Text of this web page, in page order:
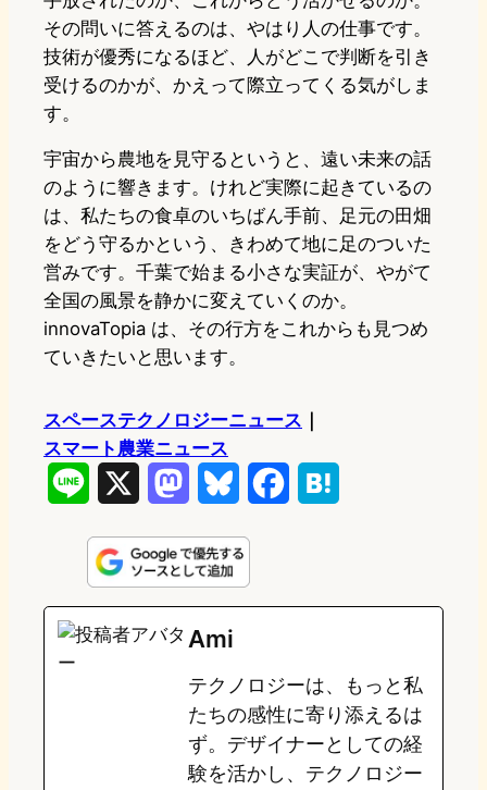
その問いに答えるのは、やはり人の仕事です。
技術が優秀になるほど、人がどこで判断を引き
受けるのかが、かえって際立ってくる気がしま
す。
宇宙から農地を見守るというと、遠い未来の話
のように響きます。けれど実際に起きているの
は、私たちの食卓のいちばん手前、足元の田畑
をどう守るかという、きわめて地に足のついた
営みです。千葉で始まる小さな実証が、やがて
全国の風景を静かに変えていくのか。
innovaTopia は、その行方をこれからも見つめ
ていきたいと思います。
スペーステクノロジーニュース
スマート農業ニュース
n
e
s
t
o
d
o
n
u
e
k
y
e
o
o
e
a
Ami
テクノロジーは、もっと私
たちの感性に寄り添えるは
ず。デザイナーとしての経
験を活かし、テクノロジー